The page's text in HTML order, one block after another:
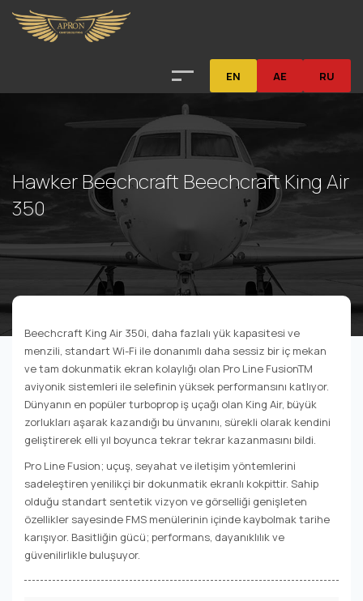
EN AE RU
Hawker Beechcraft Beechcraft King Air
350
Beechcraft King Air 350i, daha fazlalı yük kapasitesi ve
menzili, standart Wi-Fi ile donanımlı daha sessiz bir iç mekan
ve tam dokunmatik ekran kolaylığı olan Pro Line FusionTM
aviyonik sistemleri ile selefinin yüksek performansını katlıyor.
Dünyanın en popüler turboprop iş uçağı olan King Air, büyük
zorlukları aşarak kazandığı bu ünvanını, sürekli olarak kendini
geliştirerek elli yıl boyunca tekrar tekrar kazanmasını bildi.
Pro Line Fusion; uçuş, seyahat ve iletişim yöntemlerini
sadeleştiren yenilikçi bir dokunmatik ekranlı kokpittir. Sahip
olduğu standart sentetik vizyon ve görselliği genişleten
özellikler sayesinde FMS menülerinin içinde kaybolmak tarihe
karışıyor. Basitliğin gücü; performans, dayanıklılık ve
güvenilirlikle buluşuyor.